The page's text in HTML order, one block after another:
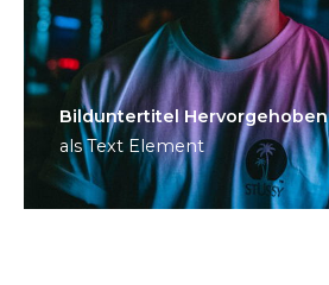
Bild­unter­titel Hervorgehoben
als Text Element